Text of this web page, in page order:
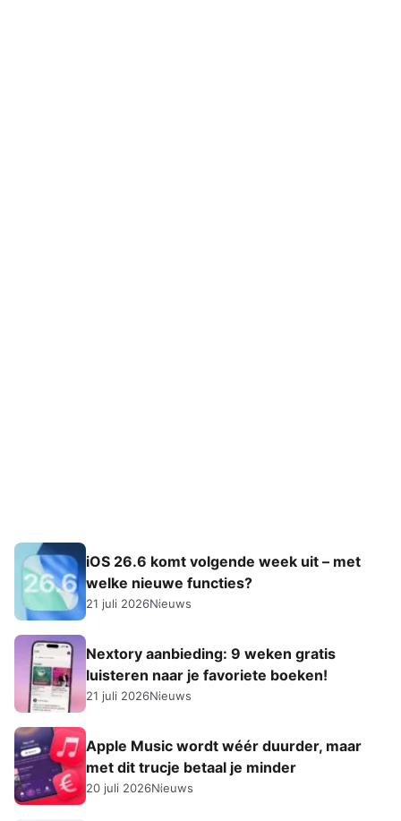
iOS 26.6 komt volgende week uit – met
welke nieuwe functies?
21 juli 2026Nieuws
Nextory aanbieding: 9 weken gratis
luisteren naar je favoriete boeken!
21 juli 2026Nieuws
Apple Music wordt wéér duurder, maar
met dit trucje betaal je minder
20 juli 2026Nieuws